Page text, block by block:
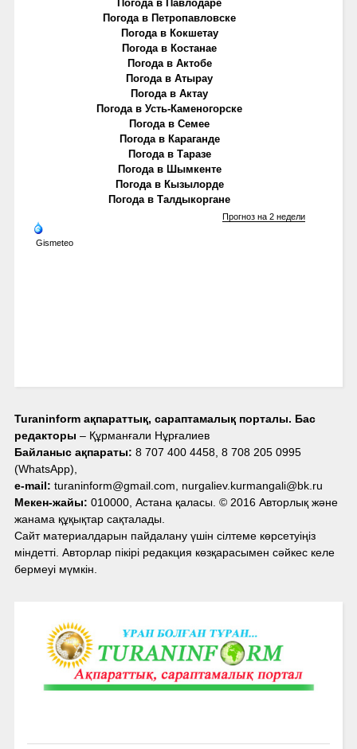
Погода в Павлодаре
Погода в Петропавловске
Погода в Кокшетау
Погода в Костанае
Погода в Актобе
Погода в Атырау
Погода в Актау
Погода в Усть-Каменогорске
Погода в Семее
Погода в Караганде
Погода в Таразе
Погода в Шымкенте
Погода в Кызылорде
Погода в Талдыкоргане
Gismeteo
Прогноз на 2 недели
Turaninform ақпараттық, сараптамалық порталы. Бас
редакторы – Құрманғали Нұрғалиев
Байланыс ақпараты: 8 707 400 4458, 8 708 205 0995
(WhatsApp),
e-mail: turaninform@gmail.com, nurgaliev.kurmangali@bk.ru
Мекен-жайы: 010000, Астана қаласы. © 2016 Авторлық және
жанама құқықтар сақталады.
Сайт материалдарын пайдалану үшін сілтеме көрсетуіңіз
міндетті. Авторлар пікірі редакция көзқарасымен сәйкес келе
бермеуі мүмкін.